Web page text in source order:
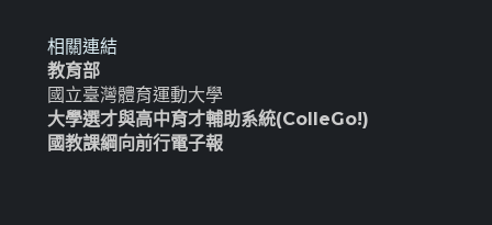
相關連結
教育部
國立臺灣體育運動大學
大學選才與高中育才輔助系統(ColleGo!)
國教課綱向前行電子報